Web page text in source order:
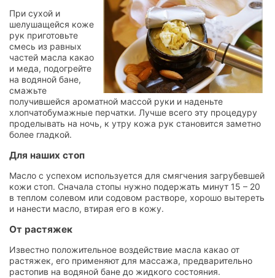
При сухой и
шелушащейся коже
рук приготовьте
смесь из равных
частей масла какао
и меда, подогрейте
на водяной бане,
смажьте
получившейся ароматной массой руки и наденьте
хлопчатобумажные перчатки. Лучше всего эту процедуру
проделывать на ночь, к утру кожа рук становится заметно
более гладкой.
Для наших стоп
Масло с успехом используется для смягчения загрубевшей
кожи стоп. Сначала стопы нужно подержать минут 15 – 20
в теплом солевом или содовом растворе, хорошо вытереть
и нанести масло, втирая его в кожу.
От растяжек
Известно положительное воздействие масла какао от
растяжек, его применяют для массажа, предварительно
растопив на водяной бане до жидкого состояния.